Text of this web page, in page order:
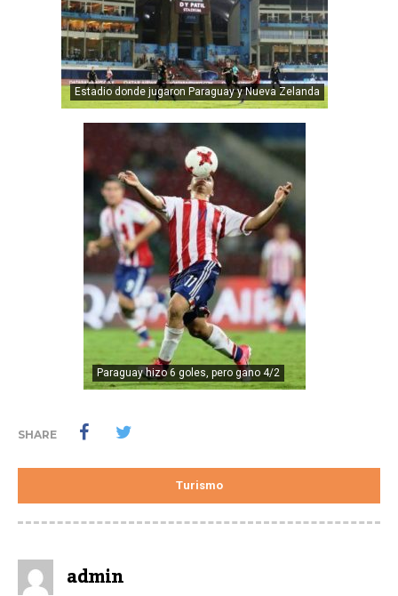
Estadio donde jugaron Paraguay y Nueva Zelanda
Paraguay hizo 6 goles, pero gano 4/2
SHARE
Turismo
admin